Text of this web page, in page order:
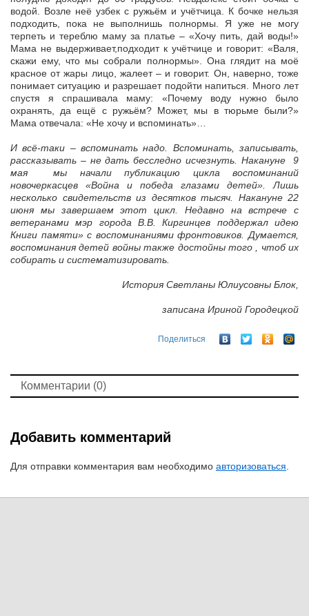
водой. Возле неё узбек с ружьём и учётчица. К бочке нельзя
подходить, пока не выполнишь полнормы. Я уже не могу
терпеть и тереблю маму за платье – «Хочу пить, дай воды!»
Мама не выдерживает,подходит к учётчице и говорит: «Валя,
скажи ему, что мы собрали полнормы». Она глядит на моё
красное от жары лицо, жалеет – и говорит. Он, наверно, тоже
понимает ситуацию и разрешает подойти напиться. Много лет
спустя я спрашивала маму: «Почему воду нужно было
охранять, да ещё с ружьём? Может, мы в тюрьме были?»
Мама отвечала: «Не хочу и вспоминать»…
И всё-таки – вспоминать надо. Вспоминать, записывать,
рассказывать – не дать бесследно исчезнуть. Накануне 9
мая мы начали публикацию цикла воспоминаний
новочеркасцев «Война и победа глазами детей». Лишь
несколько свидетельств из десятков тысяч. Накануне 22
июня мы завершаем этот цикл. Недавно на встрече с
ветеранами мэр города В.В. Киргинцев поддержал идею
Книги памяти» с воспоминаниями фронтовиков. Думается,
воспоминания детей войны также достойны того , чтоб их
собирать и систематизировать.
История Светланы Юлиусовны Блок,
записана Ириной Городецкой
Поделиться
Комментарии (0)
Добавить комментарий
Для отправки комментария вам необходимо авторизоваться